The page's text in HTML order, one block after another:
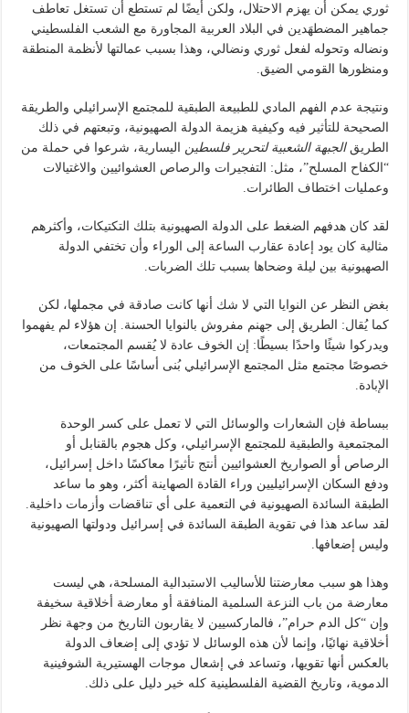
ثوري يمكن أن يهزم الاحتلال، ولكن أيضًا لم تستطع أن تستغل تعاطف
جماهير المضطهَدين في البلاد العربية المجاورة مع الشعب الفلسطيني
ونضاله وتحوله لفعل ثوري ونضالي، وهذا بسبب عمالتها لأنظمة المنطقة
ومنظورها القومي الضيق.
ونتيجة عدم الفهم المادي للطبيعة الطبقية للمجتمع الإسرائيلي والطريقة
الصحيحة للتأثير فيه وكيفية هزيمة الدولة الصهيونية، وتبعتهم في ذلك
الطريقالجبهة الشعبية لتحرير فلسطين اليسارية، شرعوا في حملة من
“الكفاح المسلح”، مثل: التفجيرات والرصاص العشوائيين والاغتيالات
وعمليات اختطاف الطائرات.
لقد كان هدفهم الضغط على الدولة الصهيونية بتلك التكتيكات، وأكثرهم
مثالية كان يود إعادة عقارب الساعة إلى الوراء وأن تختفي الدولة
الصهيونية بين ليلة وضحاها بسبب تلك الضربات.
بغض النظر عن النوايا التي لا شك أنها كانت صادقة في مجملها، لكن
كما يُقال: الطريق إلى جهنم مفروش بالنوايا الحسنة. إن هؤلاء لم يفهموا
ويدركوا شيئًا واحدًا بسيطًا: إن الخوف عادة لا يُقسم المجتمعات،
خصوصًا مجتمع مثل المجتمع الإسرائيلي بُنى أساسًا على الخوف من
الإبادة.
ببساطة فإن الشعارات والوسائل التي لا تعمل على كسر الوحدة
المجتمعية والطبقية للمجتمع الإسرائيلي، وكل هجوم بالقنابل أو
الرصاص أو الصواريخ العشوائيين أنتج تأثيرًا معاكسًا داخل إسرائيل،
ودفع السكان الإسرائيليين وراء القادة الصهاينة أكثر، وهو ما ساعد
الطبقة السائدة الصهيونية في التعمية على أي تناقضات وأزمات داخلية.
لقد ساعد هذا في تقوية الطبقة السائدة في إسرائيل ودولتها الصهيونية
وليس إضعافها.
وهذا هو سبب معارضتنا للأساليب الاستبدالية المسلحة، هي ليست
معارضة من باب النزعة السلمية المنافقة أو معارضة أخلاقية سخيفة
وإن “كل الدم حرام”، فالماركسيين لا يقاربون التاريخ من وجهة نظر
أخلاقية نهائيًا، وإنما لأن هذه الوسائل لا تؤدي إلى إضعاف الدولة
بالعكس أنها تقويها، وتساعد في إشعال موجات الهستيرية الشوفينية
الدموية، وتاريخ القضية الفلسطينية كله خير دليل على ذلك.